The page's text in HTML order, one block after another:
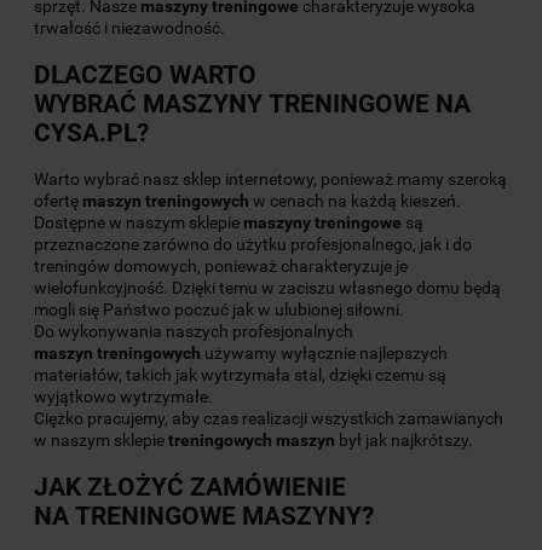
sprzęt. Nasze maszynytreningowe charakteryzuje wysoka
trwałość i niezawodność.
DLACZEGO WARTO
WYBRAĆ MASZYNY TRENINGOWE NA
CYSA.PL?
Warto wybrać nasz sklep internetowy, ponieważ mamy szeroką
ofertę maszyn treningowych w cenach na każdą kieszeń.
Dostępne w naszym sklepie maszynytreningowe są
przeznaczone zarówno do użytku profesjonalnego, jak i do
treningów domowych, ponieważ charakteryzuje je
wielofunkcyjność. Dzięki temu w zaciszu własnego domu będą
mogli się Państwo poczuć jak w ulubionej siłowni.
Do wykonywania naszych profesjonalnych
maszyn treningowych używamy wyłącznie najlepszych
materiałów, takich jak wytrzymała stal, dzięki czemu są
wyjątkowo wytrzymałe.
Ciężko pracujemy, aby czas realizacji wszystkich zamawianych
w naszym sklepietreningowych maszyn był jak najkrótszy.
JAK ZŁOŻYĆ ZAMÓWIENIE
NA TRENINGOWE MASZYNY?